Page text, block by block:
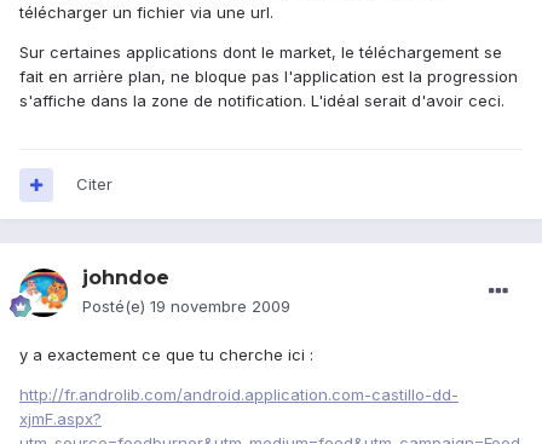
télécharger un fichier via une url.
Sur certaines applications dont le market, le téléchargement se
fait en arrière plan, ne bloque pas l'application est la progression
s'affiche dans la zone de notification. L'idéal serait d'avoir ceci.
Citer
johndoe
Posté(e) 19 novembre 2009
y a exactement ce que tu cherche ici :
http://fr.androlib.com/android.application.com-castillo-dd-
xjmF.aspx?